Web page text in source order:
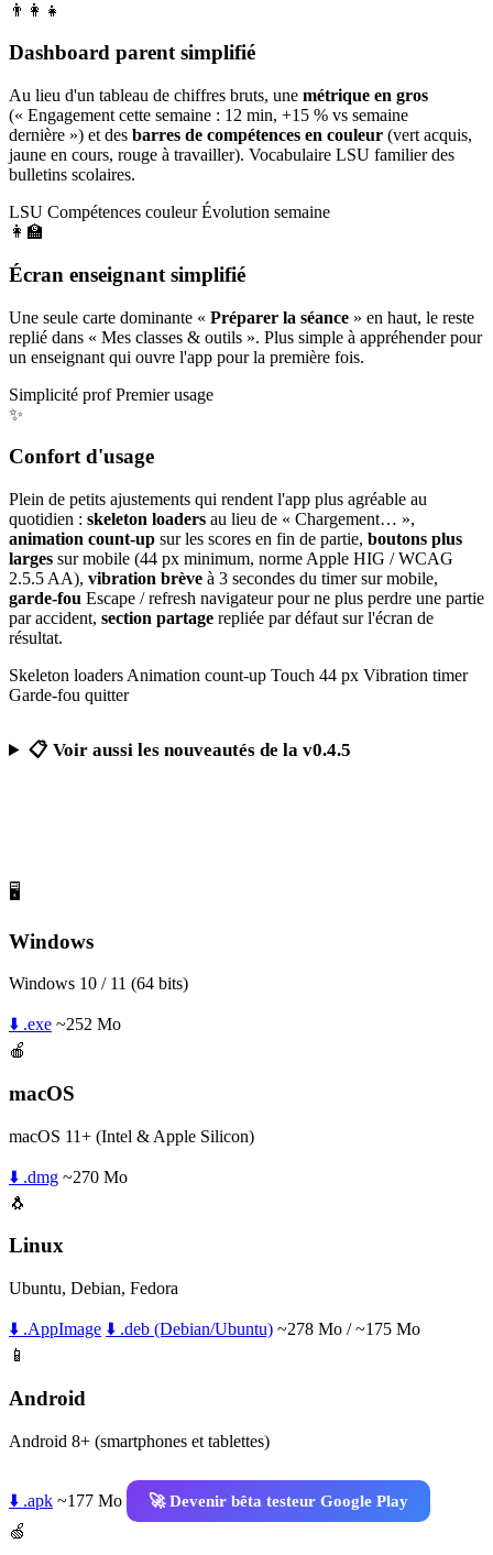
👨‍👩‍👧
Dashboard parent simplifié
Au lieu d'un tableau de chiffres bruts, une métrique en gros
(« Engagement cette semaine : 12 min, +15 % vs semaine
dernière ») et des barres de compétences en couleur (vert acquis,
jaune en cours, rouge à travailler). Vocabulaire LSU familier des
bulletins scolaires.
LSU Compétences couleur Évolution semaine
👩‍🏫
Écran enseignant simplifié
Une seule carte dominante « Préparer la séance » en haut, le reste
replié dans « Mes classes & outils ». Plus simple à appréhender pour
un enseignant qui ouvre l'app pour la première fois.
Simplicité prof Premier usage
✨
Confort d'usage
Plein de petits ajustements qui rendent l'app plus agréable au
quotidien : skeleton loaders au lieu de « Chargement… »,
animation count-up sur les scores en fin de partie, boutons plus
larges sur mobile (44 px minimum, norme Apple HIG / WCAG
2.5.5 AA), vibration brève à 3 secondes du timer sur mobile,
garde-fou Escape / refresh navigateur pour ne plus perdre une partie
par accident, section partage repliée par défaut sur l'écran de
résultat.
Skeleton loaders Animation count-up Touch 44 px Vibration timer
Garde-fou quitter
📋 Voir aussi les nouveautés de la v0.4.5
🖥️
Windows
Windows 10 / 11 (64 bits)
⬇️ .exe ~252 Mo
🍎
macOS
macOS 11+ (Intel & Apple Silicon)
⬇️ .dmg ~270 Mo
🐧
Linux
Ubuntu, Debian, Fedora
⬇️ .AppImage ⬇️ .deb (Debian/Ubuntu) ~278 Mo / ~175 Mo
📱
Android
Android 8+ (smartphones et tablettes)
⬇️ .apk ~177 Mo
🚀 Devenir bêta testeur Google Play
🍏